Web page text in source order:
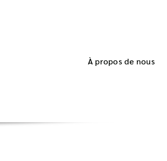
À propos de nous